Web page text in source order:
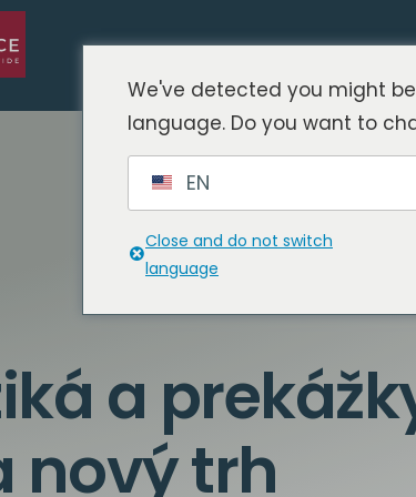
a
nový trh
We've detected you might
language. Do you want to
EN
Close and do not switch
language